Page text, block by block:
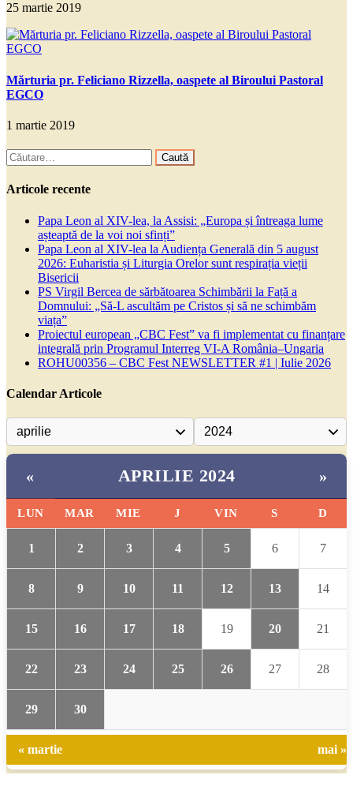
25 martie 2019
Mărturia pr. Feliciano Rizzella, oaspete al Biroului Pastoral
EGCO
1 martie 2019
Caută
după:
Articole recente
Papa Leon al XIV-lea, la Assisi: „Europa și întreaga lume
așteaptă de la voi noi sfinți”
Papa Leon al XIV-lea la Audiența Generală din 5 august
2026: Euharistia și Liturgia Orelor sunt respirația vieții
Bisericii
PS Virgil Bercea de sărbătoarea Schimbării la Față a
Domnului: „Să-L ascultăm pe Cristos și să ne schimbăm
viața”
Proiectul european „CBC Fest” va fi implementat cu finanțare
integrală prin Programul Interreg VI-A România–Ungaria
ROHU00356 – CBC Fest NEWSLETTER #1 | Iulie 2026
Calendar Articole
« APRILIE 2024 »
LUN MAR MIE J VIN S D
1 2 3 4 5 6 7
8 9 10 11 12 13 14
15 16 17 18 19 20 21
22 23 24 25 26 27 28
29 30
« martie mai »